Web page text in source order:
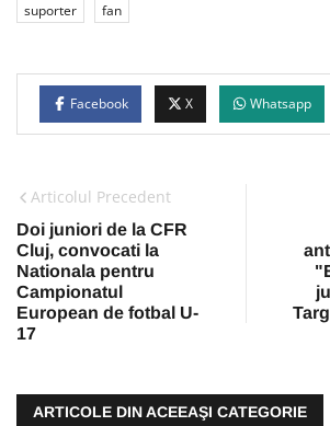
suporter
fan
Facebook X Whatsapp
Articolul Precedent
Doi juniori de la CFR
Cluj, convocati la
Nationala pentru
Campionatul
European de fotbal U-
17
ARTICOLE DIN ACEEAŞI CATEGORIE